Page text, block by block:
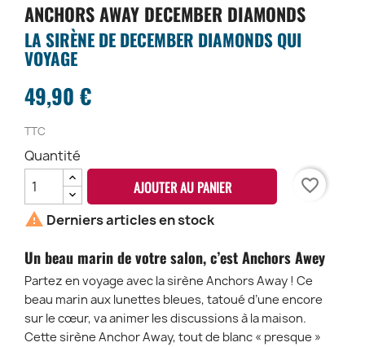
ANCHORS AWAY DECEMBER DIAMONDS
LA SIRÈNE DE DECEMBER DIAMONDS QUI
VOYAGE
49,90 €
TTC
Quantité
AJOUTER AU PANIER favorite_border
 Derniers articles en stock
Un beau marin de votre salon, c’est Anchors Awey
Partez en voyage avec la sirène Anchors Away ! Ce
beau marin aux lunettes bleues, tatoué d’une encore
sur le cœur, va animer les discussions à la maison.
Cette sirène Anchor Away, tout de blanc « presque »